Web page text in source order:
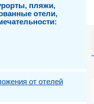
пляжи,
отели,
от отелей